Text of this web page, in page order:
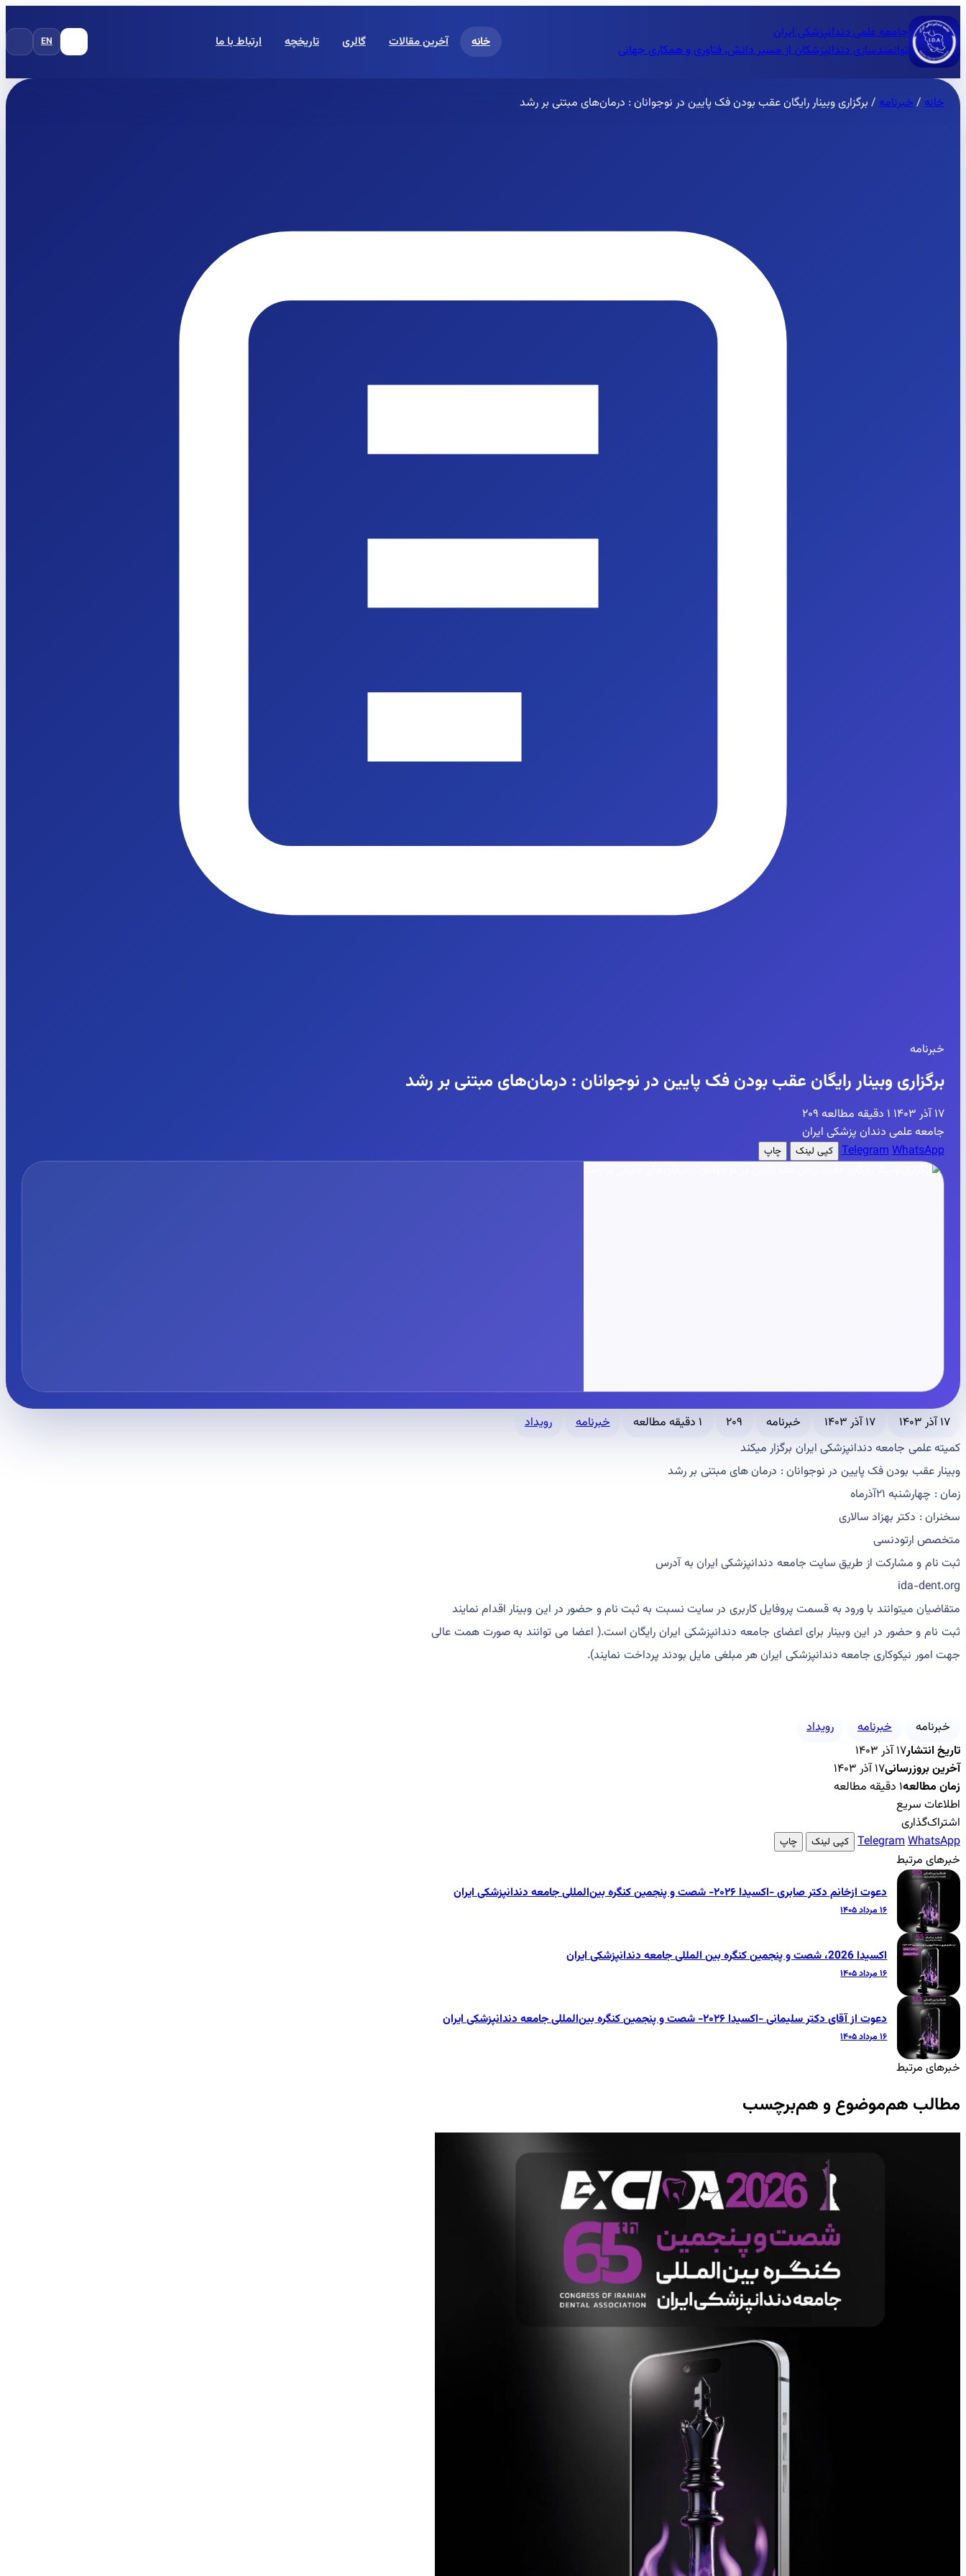
جامعه علمی دندانپزشکی ایران
توانمندسازی دندانپزشکان از مسیر دانش، فناوری و همکاری جهانی
خانه آخرین مقالات گالری تاریخچه ارتباط با ما EN
خانه/خبرنامه/ برگزاری وبینار رایگان عقب بودن فک پایین در نوجوانان : درمان‌های مبتنی بر رشد
خبرنامه
برگزاری وبینار رایگان عقب بودن فک پایین در نوجوانان : درمان‌های مبتنی بر رشد
۱۷ آذر ۱۴۰۳ ۱ دقیقه مطالعه
۲۰۹
جامعه علمی دندان پزشکی ایران
TelegramWhatsApp کپی لینک چاپ
۱۷ آذر ۱۴۰۳ ۱۷ آذر ۱۴۰۳ خبرنامه ۲۰۹ ۱ دقیقه مطالعه خبرنامه
رویداد
کمیته علمی جامعه دندانپزشکی ایران برگزار میکند
وبینار عقب بودن فک پایین در نوجوانان : درمان های مبتنی بر رشد
زمان : چهارشنبه ۲۱آذرماه
سخنران : دکتر بهزاد سالاری
متخصص ارتودنسی
ثبت نام و مشارکت از طریق سایت جامعه دندانپزشکی ایران به آدرس
ida-dent.org
متقاضیان میتوانند با ورود به قسمت پروفایل کاربری در سایت نسبت به ثبت نام و حضور در این وبینار اقدام نمایند
ثبت نام و حضور در این وبینار برای اعضای جامعه دندانپزشکی ایران رایگان است.( اعضا می توانند به صورت همت عالی
جهت امور نیکوکاری جامعه دندانپزشکی ایران هر مبلغی مایل بودند پرداخت نمایند).
خبرنامه خبرنامه
رویداد
تاریخ انتشار۱۷ آذر ۱۴۰۳
آخرین بروزرسانی۱۷ آذر ۱۴۰۳
زمان مطالعه۱ دقیقه مطالعه
اطلاعات سریع
اشتراک‌گذاری
TelegramWhatsApp کپی لینک چاپ
خبرهای مرتبط
دعوت ازخانم دکتر صابری -اکسیدا ۲۰۲۶- شصت و پنجمین کنگره بین‌المللی جامعه دندانپزشکی ایران
۱۶ مرداد ۱۴۰۵
اکسیدا 2026، شصت و پنجمین کنگره بین المللی جامعه دندانپزشکی ایران
۱۶ مرداد ۱۴۰۵
دعوت از آقای دکتر سلیمانی -اکسیدا ۲۰۲۶- شصت و پنجمین کنگره بین‌المللی جامعه دندانپزشکی ایران
۱۶ مرداد ۱۴۰۵
خبرهای مرتبط
مطالب هم‌موضوع و هم‌برچسب